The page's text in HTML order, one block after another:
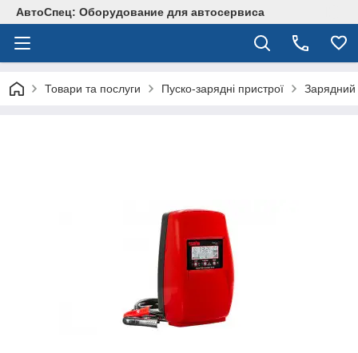
АвтоСпец: Оборудование для автосервиса
Товари та послуги Пуско-зарядні пристрої Зарядний